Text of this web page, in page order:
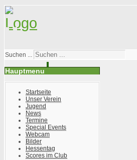
Suchen ...
Hauptmenu
Startseite
Unser Verein
Jugend
News
Termine
Special Events
Webcam
Bilder
Hessentag
Scores im Club